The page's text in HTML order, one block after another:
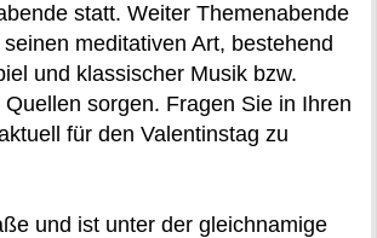
statt. Weiter Themenabende
meditativen Art, bestehend
und klassischer Musik bzw.
sorgen. Fragen Sie in Ihren
für den Valentinstag zu
und ist unter der gleichnamige